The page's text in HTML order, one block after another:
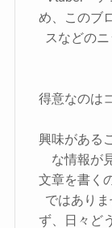
め、このブ
スなどの
得意なのは
興味がある
な情報が
文章を書く
ではあり
ず、日々ど